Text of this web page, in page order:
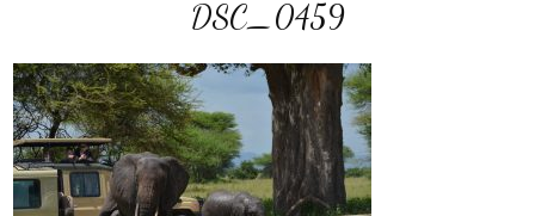
DSC_0459